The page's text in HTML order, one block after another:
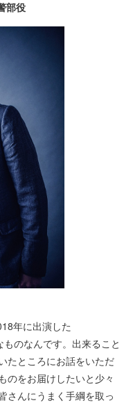
部役
年に出演した
ものなんです。出来ること
たところにお話をいただ
のをお届けしたいと少々
さんにうまく手綱を取っ